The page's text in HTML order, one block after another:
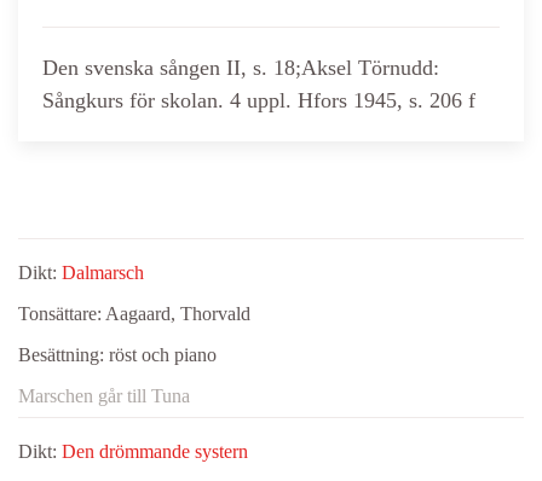
Den svenska sången II, s. 18;Aksel Törnudd:
Sångkurs för skolan. 4 uppl. Hfors 1945, s. 206 f
Dikt: Dalmarsch
Tonsättare: Aagaard, Thorvald
Besättning: röst och piano
Marschen går till Tuna
Dikt: Den drömmande systern